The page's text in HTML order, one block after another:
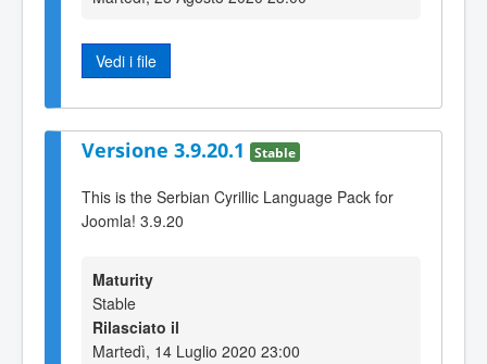
Vedi i file
Versione 3.9.20.1 Stable
This is the Serbian Cyrillic Language Pack for
Joomla! 3.9.20
Maturity
Stable
Rilasciato il
Martedì, 14 Luglio 2020 23:00